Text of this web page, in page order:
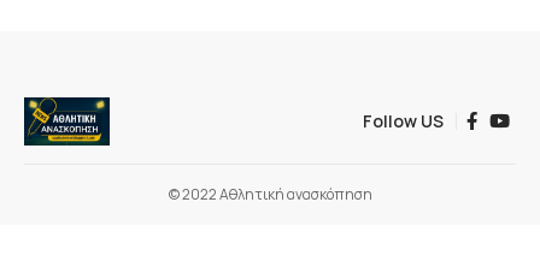
Follow US
© 2022 Αθλητική ανασκόπηση